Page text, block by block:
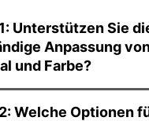
Unterstützen Sie
Anpassung
und Farbe?
Welche Optionen